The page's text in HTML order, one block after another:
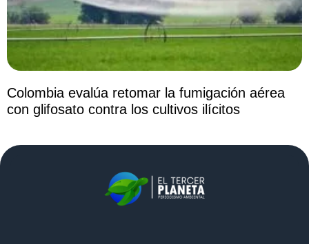
Colombia evalúa retomar la fumigación aérea
con glifosato contra los cultivos ilícitos